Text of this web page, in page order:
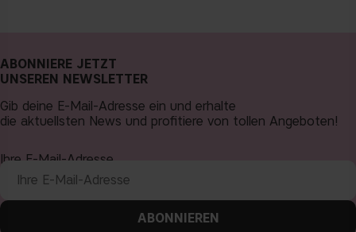
ABONNIERE JETZT
UNSEREN NEWSLETTER
Gib deine E-Mail-Adresse ein und erhalte
die aktuellsten News und profitiere von tollen Angeboten!
Ihre E-Mail-Adresse
ABONNIEREN